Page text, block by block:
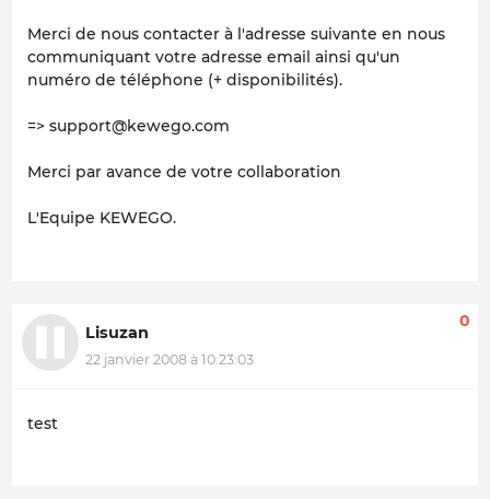
Merci de nous contacter à l'adresse suivante en nous
communiquant votre adresse email ainsi qu'un
numéro de téléphone (+ disponibilités).
=> support@kewego.com
Merci par avance de votre collaboration
L'Equipe KEWEGO.
Lisuzan
22 janvier 2008 à 10:23:03
0
test